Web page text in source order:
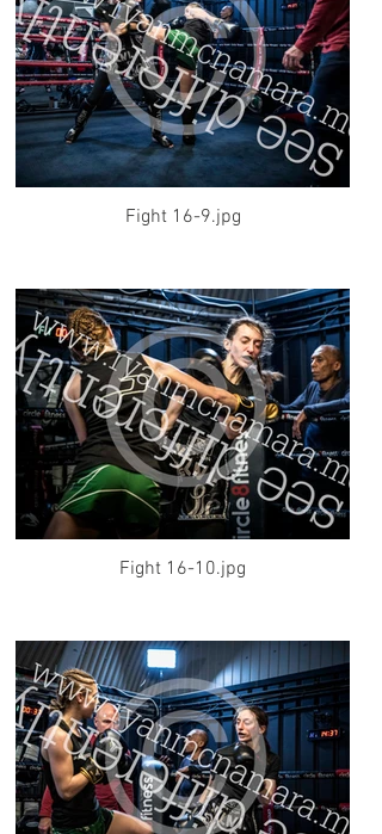
Fight 16-9.jpg
Fight 16-10.jpg